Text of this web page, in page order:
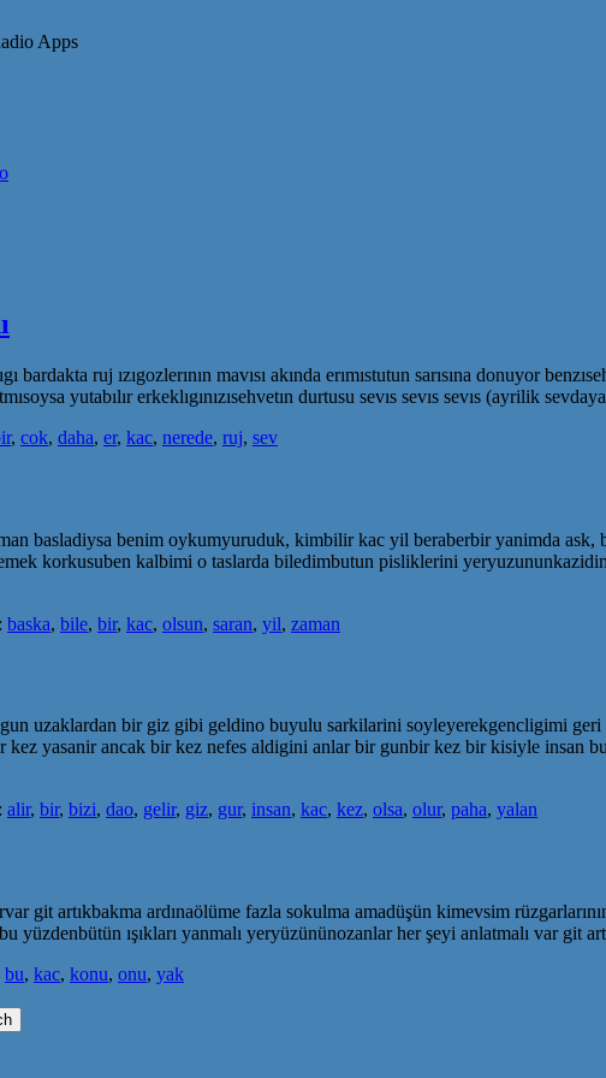
Apps
bardakta ruj ızıgozlerının mavısı akında erımıstutun sarısına donuyor
yutabılır erkeklıgınızısehvetın durtusu sevıs sevıs sevıs (ayrilik
, cok, daha, er, kac, nerede, ruj, sev
basladiysa benim oykumyuruduk, kimbilir kac yil beraberbir yanimda
korkusuben kalbimi o taslarda biledimbutun pisliklerini
baska, bile, bir, kac, olsun, saran, yil, zaman
uzaklardan bir giz gibi geldino buyulu sarkilarini soyleyerekgencligimi
yasanir ancak bir kez nefes aldigini anlar bir gunbir kez bir kisiyle insan
alir, bir, bizi, dao, gelir, giz, gur, insan, kac, kez, olsa, olur, paha, yalan
git artıkbakma ardınaölüme fazla sokulma amadüşün kimevsim
ışıkları yanmalı yeryüzününozanlar her şeyi anlatmalı var git
bu, kac, konu, onu, yak